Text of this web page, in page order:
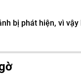
bị phát hiện, vì